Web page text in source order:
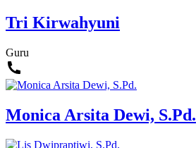
Tri Kirwahyuni
Guru
Monica Arsita Dewi, S.Pd.